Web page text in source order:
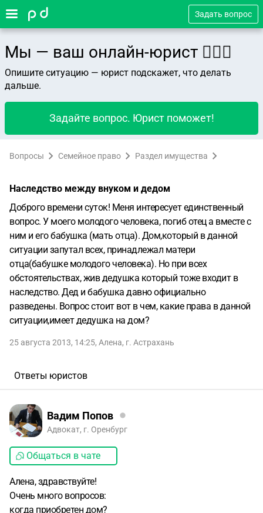
Задать вопрос
Мы — ваш онлайн-юрист 👨🏻‍⚖️
Опишите ситуацию — юрист подскажет, что делать
дальше.
Задайте вопрос. Юрист поможет!
Вопросы Семейное право Раздел имущества
Наследство между внуком и дедом
Доброго времени суток! Меня интересует единственный
вопрос. У моего молодого человека, погиб отец а вместе с
ним и его бабушка (мать отца). Дом,который в данной
ситуации запутал всех, принадлежал матери
отца(бабушке молодого человека). Но при всех
обстоятельствах, жив дедушка который тоже входит в
наследство. Дед и бабушка давно официально
разведены. Вопрос стоит вот в чем, какие права в данной
ситуации,имеет дедушка на дом?
25 августа 2013, 14:25, Алена, г. Астрахань
Ответы юристов
Вадим Попов
Адвокат, г. Оренбург
Общаться в чате
Алена, здравствуйте!
Очень много вопросов:
когда приобретен дом?